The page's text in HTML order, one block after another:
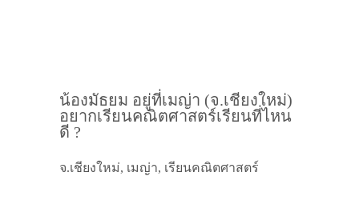
น้องมัธยม อยู่ที่เมญ่า (จ.เชียงใหม่)
อยากเรียนคณิตศาสตร์เรียนที่ไหน
ดี ?
จ.เชียงใหม่, เมญ่า, เรียนคณิตศาสตร์